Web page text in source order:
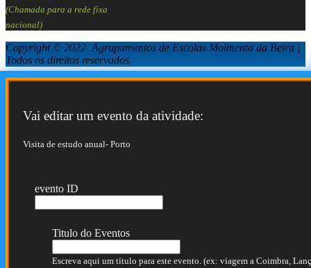
(Chamada para a rede fixa
nacional)
Copyright © 2022 Agrupamentos de Escolas Moimenta da Beira |
Todos os direitos reservados.
Vai editar um evento da atividade:
Visita de estudo anual- Porto
evento ID
Titulo do Eventos
Escreva aqui um título para este evento. (ex: viagem a Coimbra,